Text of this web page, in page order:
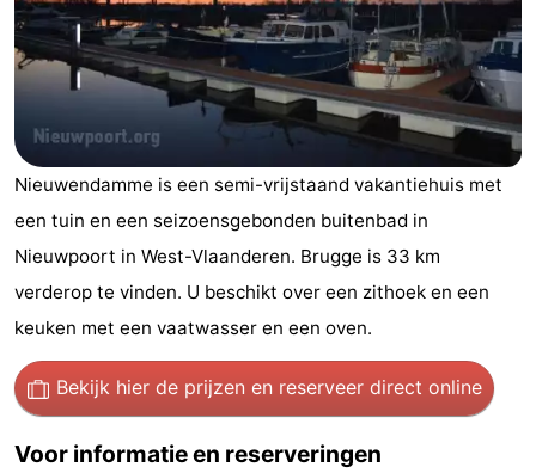
Holiday
Suites
Nieuwpoort
-
Holiday
Suites
Westende
Bed
(&
breakfasts)
Campings
Hotels
Vakantiehuizen
-
Nieuwpoort
-
Oostduinkerke
Nieuwendamme is een semi-vrijstaand vakantiehuis met
een tuin en een seizoensgebonden buitenbad in
Nieuwpoort in West-Vlaanderen. Brugge is 33 km
verderop te vinden. U beschikt over een zithoek en een
keuken met een vaatwasser en een oven.
Bekijk hier de prijzen en reserveer direct online
Voor informatie en reserveringen